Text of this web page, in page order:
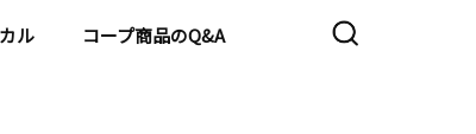
ル コープ商品のQ&A